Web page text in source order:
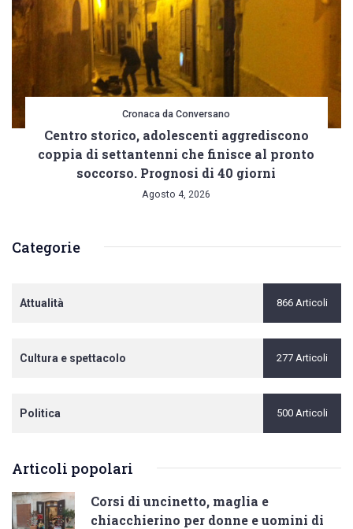
Cronaca da Conversano
Centro storico, adolescenti aggrediscono
coppia di settantenni che finisce al pronto
soccorso. Prognosi di 40 giorni
Agosto 4, 2026
Categorie
Attualità 866 Articoli
Cultura e spettacolo 277 Articoli
Politica 500 Articoli
Articoli popolari
Corsi di uncinetto, maglia e
chiacchierino per donne e uomini di